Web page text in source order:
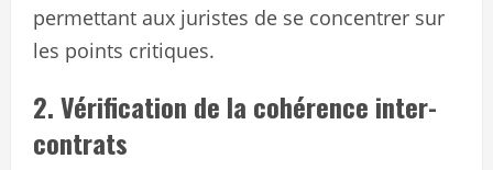
permettant aux juristes de se concentrer sur
les points critiques.
2. Vérification de la cohérence inter-
contrats